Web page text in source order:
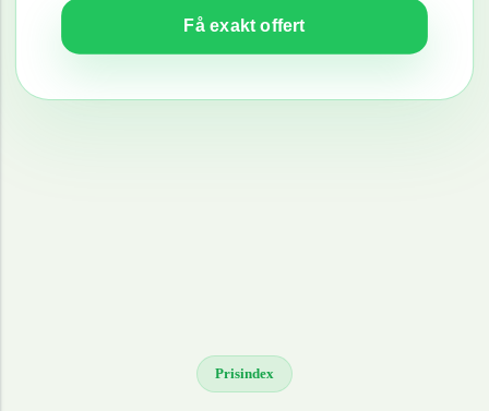
Få exakt offert
Prisindex